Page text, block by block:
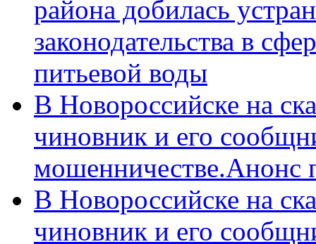
района добилась
законодательства в
питьевой воды
В Новороссийске на
чиновник и его
мошенничестве.Анонс
В Новороссийске на
чиновник и его